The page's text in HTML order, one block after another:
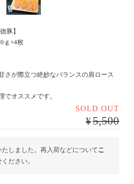
豚】
ｇ×4枚
さが際立つ絶妙なバランスの肩ロース
でオススメです。
SOLD OUT
¥5,500
たしました。再入荷などについてこ
ださい。